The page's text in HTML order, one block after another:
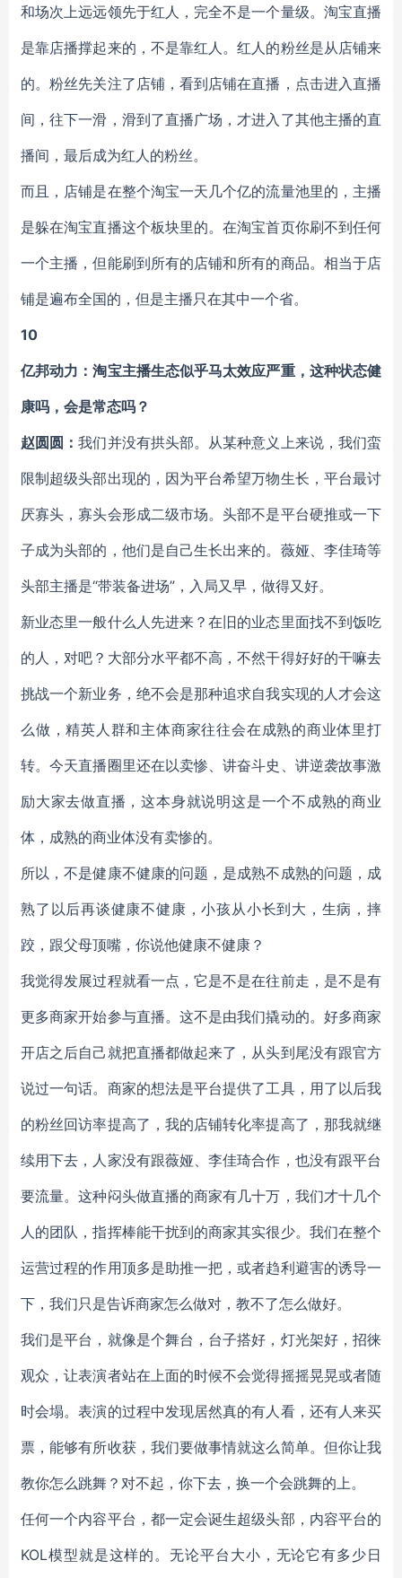
和场次上远远领先于红人，完全不是一个量级。淘宝直播
是靠店播撑起来的，不是靠红人。红人的粉丝是从店铺来
的。粉丝先关注了店铺，看到店铺在直播，点击进入直播
间，往下一滑，滑到了直播广场，才进入了其他主播的直
播间，最后成为红人的粉丝。
而且，店铺是在整个淘宝一天几个亿的流量池里的，主播
是躲在淘宝直播这个板块里的。在淘宝首页你刷不到任何
一个主播，但能刷到所有的店铺和所有的商品。相当于店
铺是遍布全国的，但是主播只在其中一个省。
10
亿邦动力：淘宝主播生态似乎马太效应严重，这种状态健
康吗，会是常态吗？
赵圆圆：我们并没有拱头部。从某种意义上来说，我们蛮
限制超级头部出现的，因为平台希望万物生长，平台最讨
厌寡头，寡头会形成二级市场。头部不是平台硬推或一下
子成为头部的，他们是自己生长出来的。薇娅、李佳琦等
头部主播是“带装备进场”，入局又早，做得又好。
新业态里一般什么人先进来？在旧的业态里面找不到饭吃
的人，对吧？大部分水平都不高，不然干得好好的干嘛去
挑战一个新业务，绝不会是那种追求自我实现的人才会这
么做，精英人群和主体商家往往会在成熟的商业体里打
转。今天直播圈里还在以卖惨、讲奋斗史、讲逆袭故事激
励大家去做直播，这本身就说明这是一个不成熟的商业
体，成熟的商业体没有卖惨的。
所以，不是健康不健康的问题，是成熟不成熟的问题，成
熟了以后再谈健康不健康，小孩从小长到大，生病，摔
跤，跟父母顶嘴，你说他健康不健康？
我觉得发展过程就看一点，它是不是在往前走，是不是有
更多商家开始参与直播。这不是由我们撬动的。好多商家
开店之后自己就把直播都做起来了，从头到尾没有跟官方
说过一句话。商家的想法是平台提供了工具，用了以后我
的粉丝回访率提高了，我的店铺转化率提高了，那我就继
续用下去，人家没有跟薇娅、李佳琦合作，也没有跟平台
要流量。这种闷头做直播的商家有几十万，我们才十几个
人的团队，指挥棒能干扰到的商家其实很少。我们在整个
运营过程的作用顶多是助推一把，或者趋利避害的诱导一
下，我们只是告诉商家怎么做对，教不了怎么做好。
我们是平台，就像是个舞台，台子搭好，灯光架好，招徕
观众，让表演者站在上面的时候不会觉得摇摇晃晃或者随
时会塌。表演的过程中发现居然真的有人看，还有人来买
票，能够有所收获，我们要做事情就这么简单。但你让我
教你怎么跳舞？对不起，你下去，换一个会跳舞的上。
任何一个内容平台，都一定会诞生超级头部，内容平台的
KOL模型就是这样的。无论平台大小，无论它有多少日